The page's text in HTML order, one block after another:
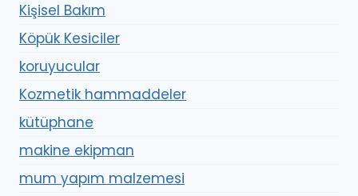
Kişisel Bakım
Köpük Kesiciler
koruyucular
Kozmetik hammaddeler
kütüphane
makine ekipman
mum yapım malzemesi